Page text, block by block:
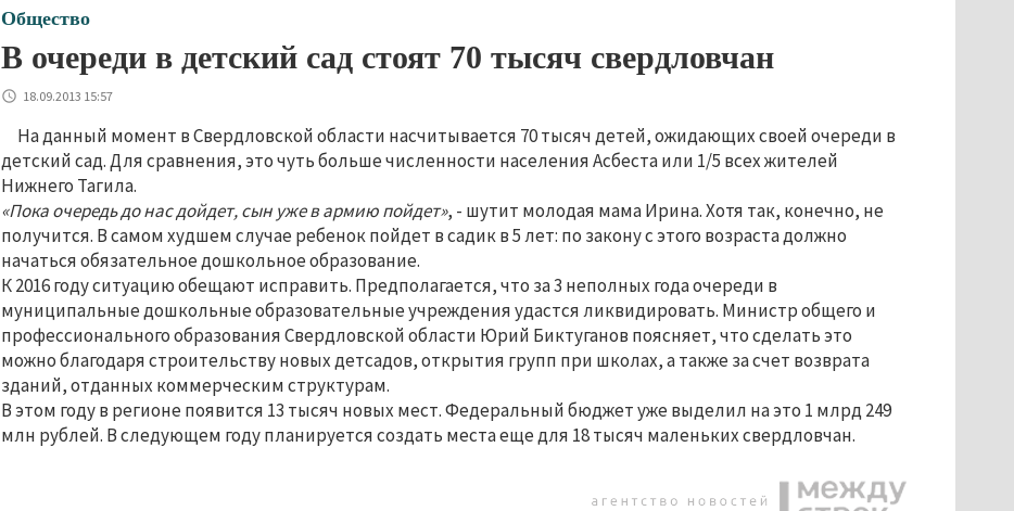
Общество
В очереди в детский сад стоят 70 тысяч свердловчан
18.09.2013 15:57
На данный момент в Свердловской области насчитывается 70 тысяч детей, ожидающих своей очереди в
детский сад. Для сравнения, это чуть больше численности населения Асбеста или 1/5 всех жителей
Нижнего Тагила.
«Пока очередь до нас дойдет, сын уже в армию пойдет», - шутит молодая мама Ирина. Хотя так, конечно, не
получится. В самом худшем случае ребенок пойдет в садик в 5 лет: по закону с этого возраста должно
начаться обязательное дошкольное образование.
К 2016 году ситуацию обещают исправить. Предполагается, что за 3 неполных года очереди в
муниципальные дошкольные образовательные учреждения удастся ликвидировать. Министр общего и
профессионального образования Свердловской области Юрий Биктуганов поясняет, что сделать это
можно благодаря строительству новых детсадов, открытия групп при школах, а также за счет возврата
зданий, отданных коммерческим структурам.
В этом году в регионе появится 13 тысяч новых мест. Федеральный бюджет уже выделил на это 1 млрд 249
млн рублей. В следующем году планируется создать места еще для 18 тысяч маленьких свердловчан.